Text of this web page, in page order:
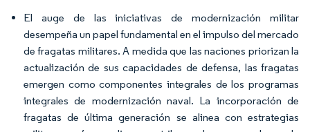
El auge de las iniciativas de modernización militar
desempeña un papel fundamental en el impulso del mercado
de fragatas militares. A medida que las naciones priorizan la
actualización de sus capacidades de defensa, las fragatas
emergen como componentes integrales de los programas
integrales de modernización naval. La incorporación de
fragatas de última generación se alinea con estrategias